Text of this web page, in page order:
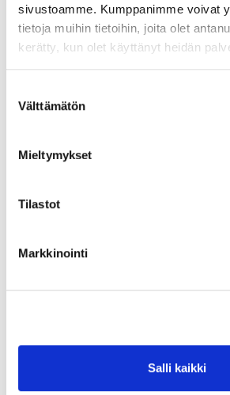
sivustoamme. Kumppanimme voivat
tietoja muihin tietoihin, joita olet
kerätty, kun olet käyttänyt heidän
valinta
Välttämätön
Mieltymykset
Tilastot
Markkinointi
Salli kaikki